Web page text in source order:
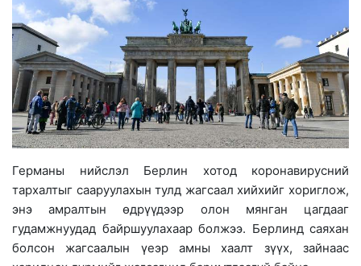
Германы нийслэл Берлин хотод коронавирусний
тархалтыг сааруулахын тулд жагсаал хийхийг хориглож,
энэ амралтын өдрүүдээр олон мянган цагдааг
гудамжнуудад байршуулахаар болжээ. Берлинд саяхан
болсон жагсаалын үеэр амны хаалт зүүх, зайнаас